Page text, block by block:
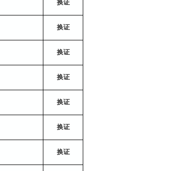
换证
换证
换证
换证
换证
换证
换证